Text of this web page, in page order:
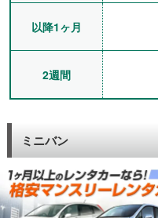
以降1ヶ月
2週間
ミニバン